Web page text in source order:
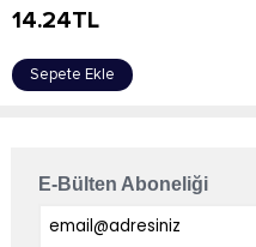
14.24TL
Sepete Ekle
E-Bülten Aboneliği